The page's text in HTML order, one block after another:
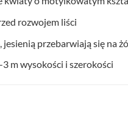
rozwojem liści
przebarwiają się na
m wysokości i szerokości